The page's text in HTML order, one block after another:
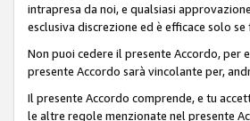
intrapresa da noi, e qualsiasi
esclusiva discrezione ed è efficace solo
Non puoi cedere il presente Accordo,
presente Accordo sarà vincolante per,
Il presente Accordo comprende, e tu
le altre regole menzionate nel presente